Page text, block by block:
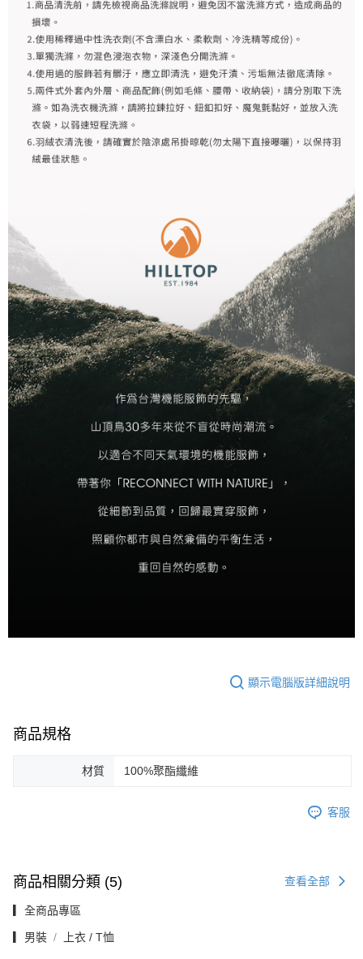
顯示電腦版詳細說明
商品規格
材質 100%聚酯纖維
客服
商品相關分類 (5) 查看全部
▎全商品專區
▎男裝 上衣 / T恤